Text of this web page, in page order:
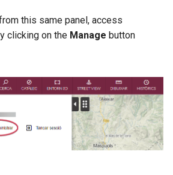
this same panel, access
clicking on the Manage button